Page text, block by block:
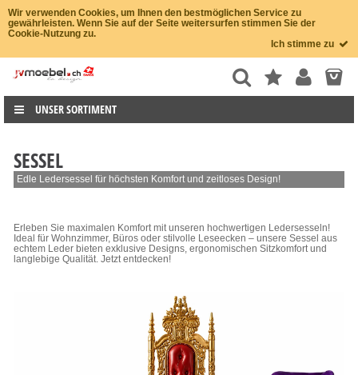
Wir verwenden Cookies, um Ihnen den bestmöglichen Service zu
gewährleisten. Wenn Sie auf der Seite weitersurfen stimmen Sie der
Cookie-Nutzung zu.
Ich stimme zu
UNSER SORTIMENT
SESSEL
Edle Ledersessel für höchsten Komfort und zeitloses Design!
Erleben Sie maximalen Komfort mit unseren hochwertigen Ledersesseln!
Ideal für Wohnzimmer, Büros oder stilvolle Leseecken – unsere Sessel aus
echtem Leder bieten exklusive Designs, ergonomischen Sitzkomfort und
langlebige Qualität. Jetzt entdecken!